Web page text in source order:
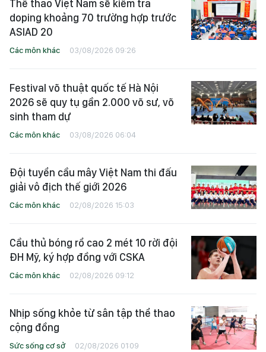
Thể thao Việt Nam sẽ kiểm tra
doping khoảng 70 trường hợp trước
ASIAD 20
Các môn khác 03/08/2026 09:26
Festival võ thuật quốc tế Hà Nội
2026 sẽ quy tụ gần 2.000 võ sư, võ
sinh tham dự
Các môn khác 03/08/2026 06:04
Đội tuyển cầu mây Việt Nam thi đấu
giải vô địch thế giới 2026
Các môn khác 02/08/2026 15:03
Cầu thủ bóng rổ cao 2 mét 10 rời đội
ĐH Mỹ, ký hợp đồng với CSKA
Các môn khác 02/08/2026 09:12
Nhịp sống khỏe từ sân tập thể thao
cộng đồng
Sức sống cơ sở 02/08/2026 01:09